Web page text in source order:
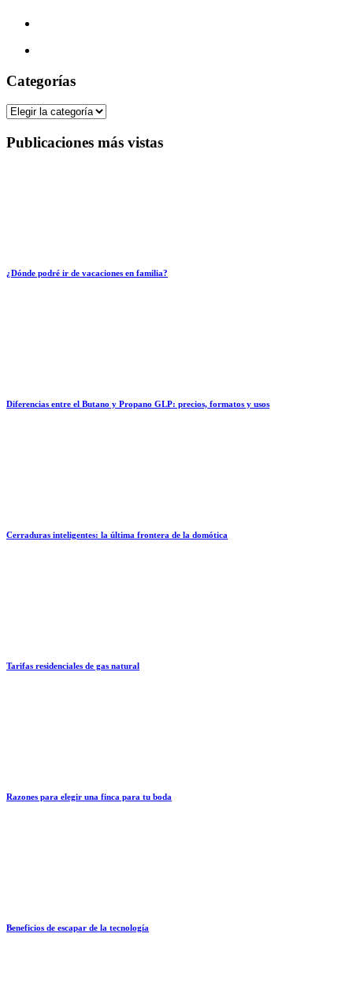
Categorías
Categorías
Publicaciones más vistas
¿Dónde podré ir de vacaciones en familia?
Diferencias entre el Butano y Propano GLP: precios, formatos y usos
Cerraduras inteligentes: la última frontera de la domótica
Tarifas residenciales de gas natural
Razones para elegir una finca para tu boda
Beneficios de escapar de la tecnología